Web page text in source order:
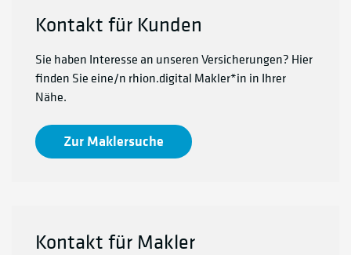
Kontakt für Kunden
Sie haben Interesse an unseren Versicherungen? Hier
finden Sie eine/n rhion.digital Makler*in in Ihrer
Nähe.
Zur Maklersuche
Kontakt für Makler